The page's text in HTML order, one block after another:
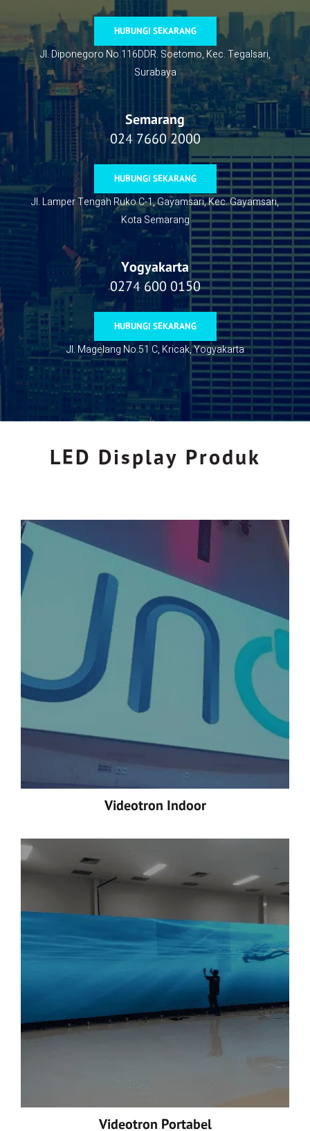
HUBUNGI SEKARANG
Jl. Diponegoro No.116DDR. Soetomo, Kec. Tegalsari,
Surabaya
Semarang
024 7660 2000
HUBUNGI SEKARANG
Jl. Lamper Tengah Ruko C-1, Gayamsari, Kec. Gayamsari,
Kota Semarang
Yogyakarta
0274 600 0150
HUBUNGI SEKARANG
Jl. Magelang No.51 C, Kricak, Yogyakarta
LED Display Produk
Videotron Indoor
Videotron Portabel